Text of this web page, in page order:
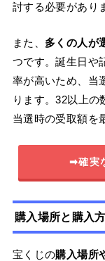
討する必要があり
また、 多くの人が
つです。誕生日や
率が高いため、当
ります。32以上の
当選時の受取額を
➡確実
購入場所と購入
宝くじの購入場所